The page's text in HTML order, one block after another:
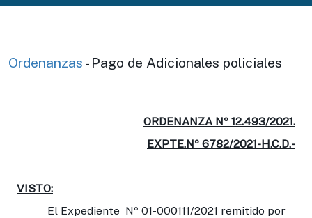
v
t
o
Ordenanzas - Pago de Adicionales policiales
ORDENANZA Nº 12.493/2021.
EXPTE.Nº 6782/2021-H.C.D.-
VISTO:
El Expediente Nº 01-000111/2021 remitido por